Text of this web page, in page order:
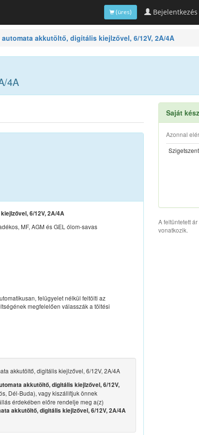
Bejelentkezés
(üres)
akkutöltő, digitális kiejlzővel, 6/12V, 2A/4A
4A
6/12V, 2A/4A
MF, AGM és GEL ólom-savas
felügyelet nélkül feltölti az
megfelelően válasszák a töltési
akkutöltő, digitális kiejlzővel, 6/12V, 2A/4A
akkutöltő, digitális kiejlzővel, 6/12V,
Dél-Buda), vagy kiszállítjuk önnek
érdekében előre rendelje meg a(z)
akkutöltő, digitális kiejlzővel, 6/12V, 2A/4A
Saját
Azonnal
A feltüntetett
vonatkozik.